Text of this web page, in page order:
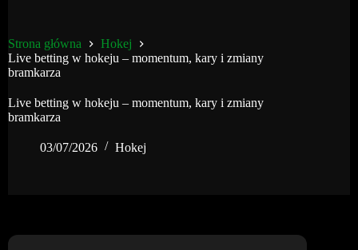
Strona główna
Hokej
Live betting w hokeju – momentum, kary i zmiany
bramkarza
Live betting w hokeju – momentum, kary i zmiany
bramkarza
03/07/2026 Hokej